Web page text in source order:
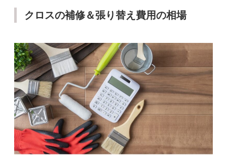
クロスの補修＆張り替え費用の相場